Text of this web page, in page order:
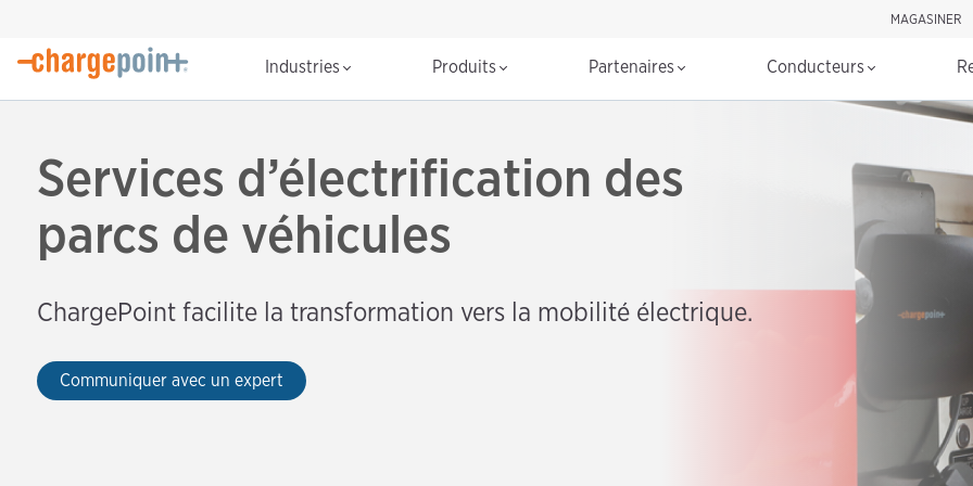
MAGASINER
Industries Produits Partenaires Conducteurs
Services d’électrification des
parcs de véhicules
ChargePoint facilite la transformation vers la mobilité électrique.
Communiquer avec un expert